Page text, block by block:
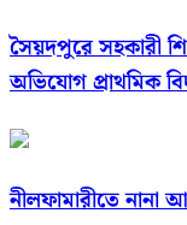
সৈয়দপুরে সহকারী
অভিযোগ প্রাথমিক
নীলফামারীতে